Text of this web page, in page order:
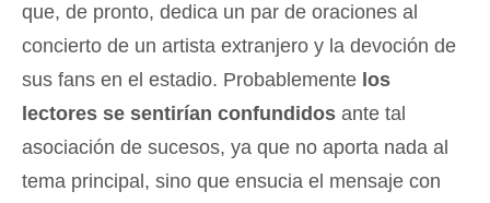
que, de pronto, dedica un par de oraciones al
concierto de un artista extranjero y la devoción de
sus fans en el estadio. Probablemente los
lectores se sentirían confundidos ante tal
asociación de sucesos, ya que no aporta nada al
tema principal, sino que ensucia el mensaje con